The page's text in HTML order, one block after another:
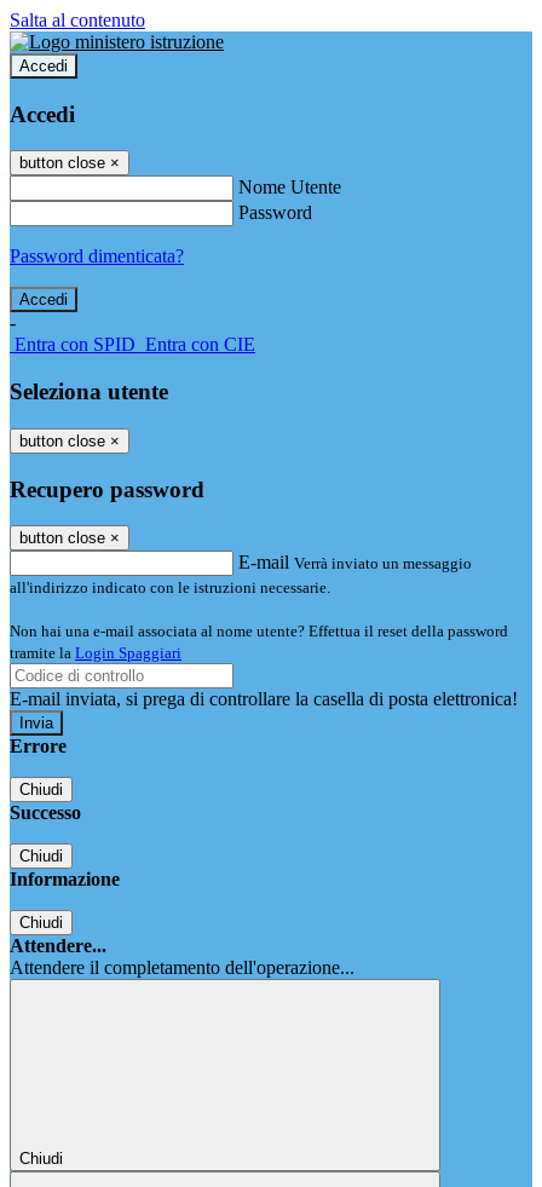
Salta al contenuto
Accedi
Accedi
button close ×
Nome Utente
Password
Password dimenticata?
-
Entra con SPID Entra con CIE
Seleziona utente
button close ×
Recupero password
button close ×
E-mail Verrà inviato un messaggio
all'indirizzo indicato con le istruzioni necessarie.
Non hai una e-mail associata al nome utente? Effettua il reset della password
tramite la Login Spaggiari
E-mail inviata, si prega di controllare la casella di posta elettronica!
Errore
Chiudi
Successo
Chiudi
Informazione
Chiudi
Attendere...
Attendere il completamento dell'operazione...
Chiudi